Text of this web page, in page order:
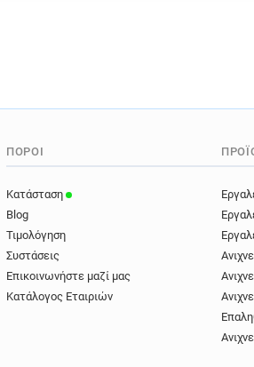
ΠΌΡΟΙ
Κατάσταση
Blog
Τιμολόγηση
Συστάσεις
Επικοινωνήστε μαζί μας
Κατάλογος Εταιριών